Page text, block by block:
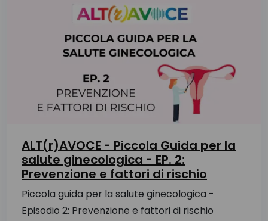
ALT(r)AVOCE - Piccola Guida per la
salute ginecologica - EP. 2:
Prevenzione e fattori di rischio
Piccola guida per la salute ginecologica -
Episodio 2: Prevenzione e fattori di rischio